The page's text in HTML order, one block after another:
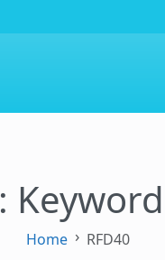
Home RFD40